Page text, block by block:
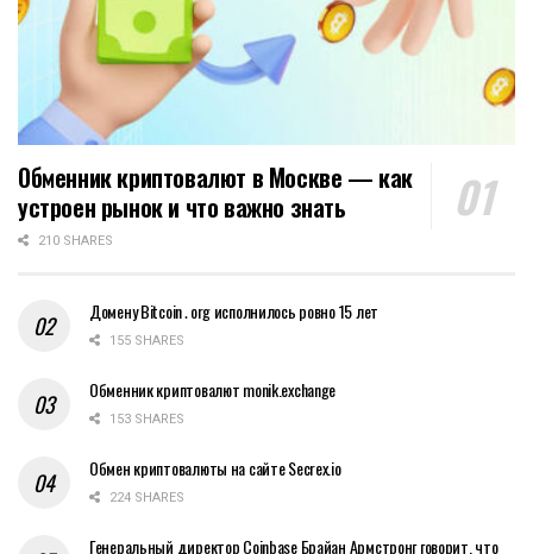
Обменник криптовалют в Москве — как
устроен рынок и что важно знать
210 SHARES
Домену Bitcoin․org исполнилось ровно 15 лет
155 SHARES
Обменник криптовалют monik.exchange
153 SHARES
Обмен криптовалюты на сайте Secrex.io
224 SHARES
Генеральный директор Coinbase Брайан Армстронг говорит, что